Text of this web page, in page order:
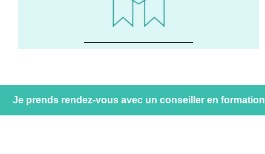
Je prends rendez-vous avec un conseiller en formation